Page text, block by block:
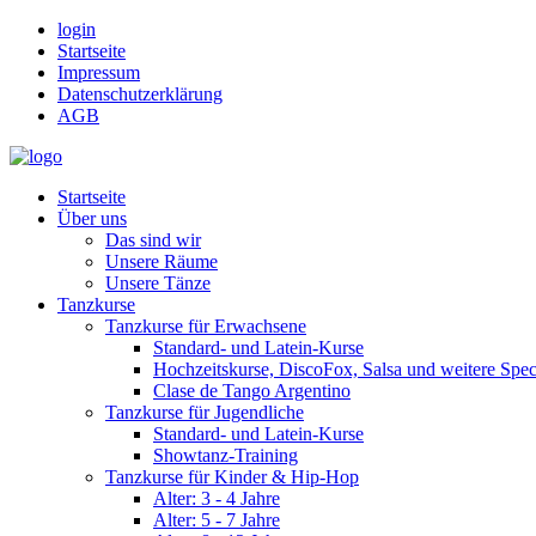
login
Startseite
Impressum
Datenschutzerklärung
AGB
Startseite
Über uns
Das sind wir
Unsere Räume
Unsere Tänze
Tanzkurse
Tanzkurse für Erwachsene
Standard- und Latein-Kurse
Hochzeitskurse, DiscoFox, Salsa und weitere
Clase de Tango Argentino
Tanzkurse für Jugendliche
Standard- und Latein-Kurse
Showtanz-Training
Tanzkurse für Kinder & Hip-Hop
Alter: 3 - 4 Jahre
Alter: 5 - 7 Jahre